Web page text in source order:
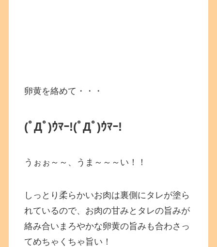
卵黄を絡めて・・・
(ﾟДﾟ)ｳﾏｰ!(ﾟДﾟ)ｳﾏｰ!
うぉぉ～～、うま～～～い！！
しっとり柔らかいお肉は裏側にタレが塗ら
れているので、お肉の甘みとタレの旨みが
絡み合いまろやかな卵黄の旨みも合わさっ
てめちゃくちゃ旨い！